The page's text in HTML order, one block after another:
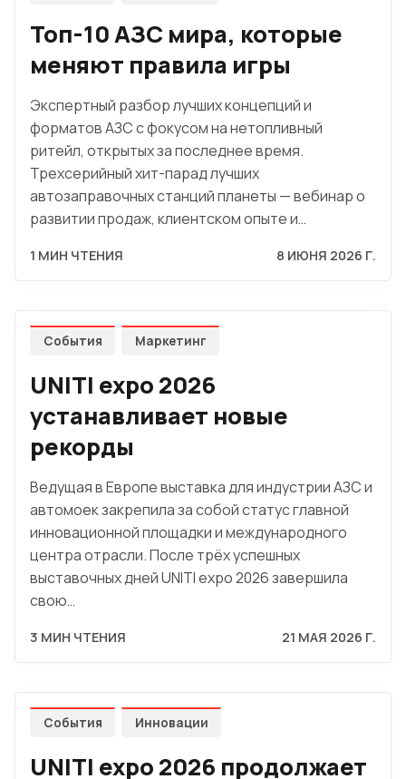
Топ-10 АЗС мира, которые
меняют правила игры
Экспертный разбор лучших концепций и
форматов АЗС с фокусом на нетопливный
ритейл, открытых за последнее время.
Трехсерийный хит-парад лучших
автозаправочных станций планеты — вебинар о
развитии продаж, клиентском опыте и…
1 МИН ЧТЕНИЯ 8 ИЮНЯ 2026 Г.
События Маркетинг
UNITI expo 2026
устанавливает новые
рекорды
Ведущая в Европе выставка для индустрии АЗС и
автомоек закрепила за собой статус главной
инновационной площадки и международного
центра отрасли. После трёх успешных
выставочных дней UNITI expo 2026 завершила
свою…
3 МИН ЧТЕНИЯ 21 МАЯ 2026 Г.
События Инновации
UNITI expo 2026 продолжает